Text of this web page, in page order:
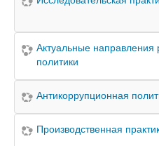
Актуальные направления
политики
Антикоррупционная
Производственная